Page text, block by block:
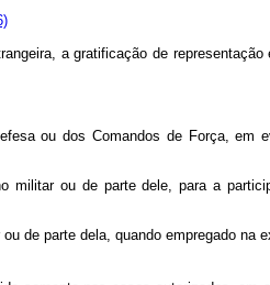
a gratificação de
ou dos Comandos de Força, em
militar ou de parte dele, para a
de parte dela, quando empregado na